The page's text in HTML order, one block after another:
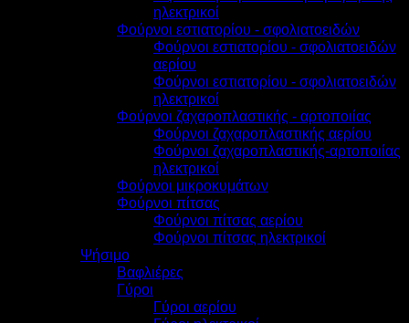
ηλεκτρικοί
Φούρνοι εστιατορίου - σφολιατοειδών
Φούρνοι εστιατορίου - σφολιατοειδών
αερίου
Φούρνοι εστιατορίου - σφολιατοειδών
ηλεκτρικοί
Φούρνοι ζαχαροπλαστικής - αρτοποιίας
Φούρνοι ζαχαροπλαστικής αερίου
Φούρνοι ζαχαροπλαστικής-αρτοποιίας
ηλεκτρικοί
Φούρνοι μικροκυμάτων
Φούρνοι πίτσας
Φούρνοι πίτσας αερίου
Φούρνοι πίτσας ηλεκτρικοί
Ψήσιμο
Βαφλιέρες
Γύροι
Γύροι αερίου